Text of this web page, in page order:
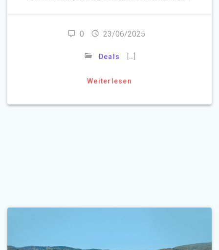
0 23/06/2025
Deals
Weiterlesen